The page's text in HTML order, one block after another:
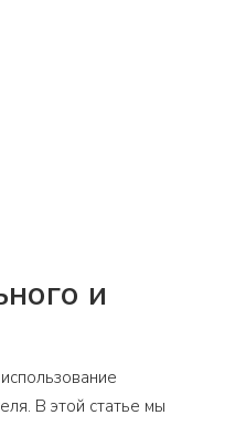
и
В этой статье мы